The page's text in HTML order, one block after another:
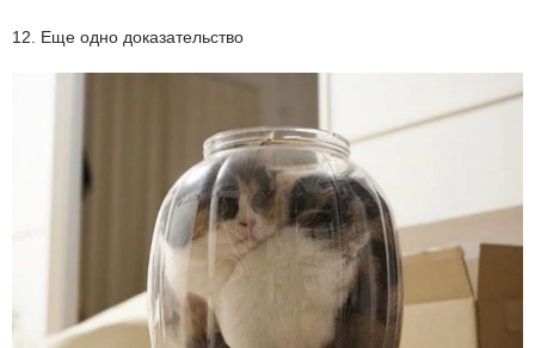
12. Еще одно доказательство